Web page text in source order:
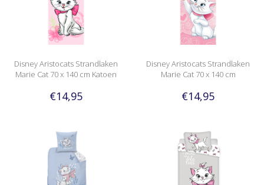
Disney Aristocats Strandlaken
Marie Cat 70 x 140 cm Katoen
€14,95
Disney Aristocats Strandlaken
Marie Cat 70 x 140 cm
€14,95